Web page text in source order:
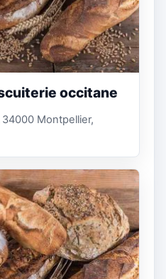
occitane
Montpellier,